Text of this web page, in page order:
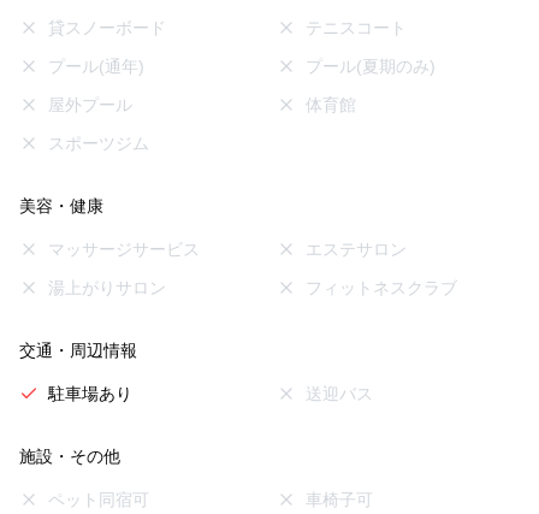
貸スノーボード
テニスコート
プール(通年)
プール(夏期のみ)
屋外プール
体育館
スポーツジム
美容・健康
マッサージサービス
エステサロン
湯上がりサロン
フィットネスクラブ
交通・周辺情報
駐車場あり 送迎バス
施設・その他
ペット同宿可
車椅子可